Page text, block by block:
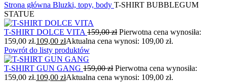
Strona główna Bluzki, topy, body T-SHIRT BUBBLEGUM
STATUE
T-SHIRT DOLCE VITA 159,00zł Pierwotna cena wynosiła:
159,00 zł.109,00 złAktualna cena wynosi: 109,00 zł.
Powrót do listy produktów
T-SHIRT GUN GANG 159,00zł Pierwotna cena wynosiła:
159,00 zł.109,00 złAktualna cena wynosi: 109,00 zł.